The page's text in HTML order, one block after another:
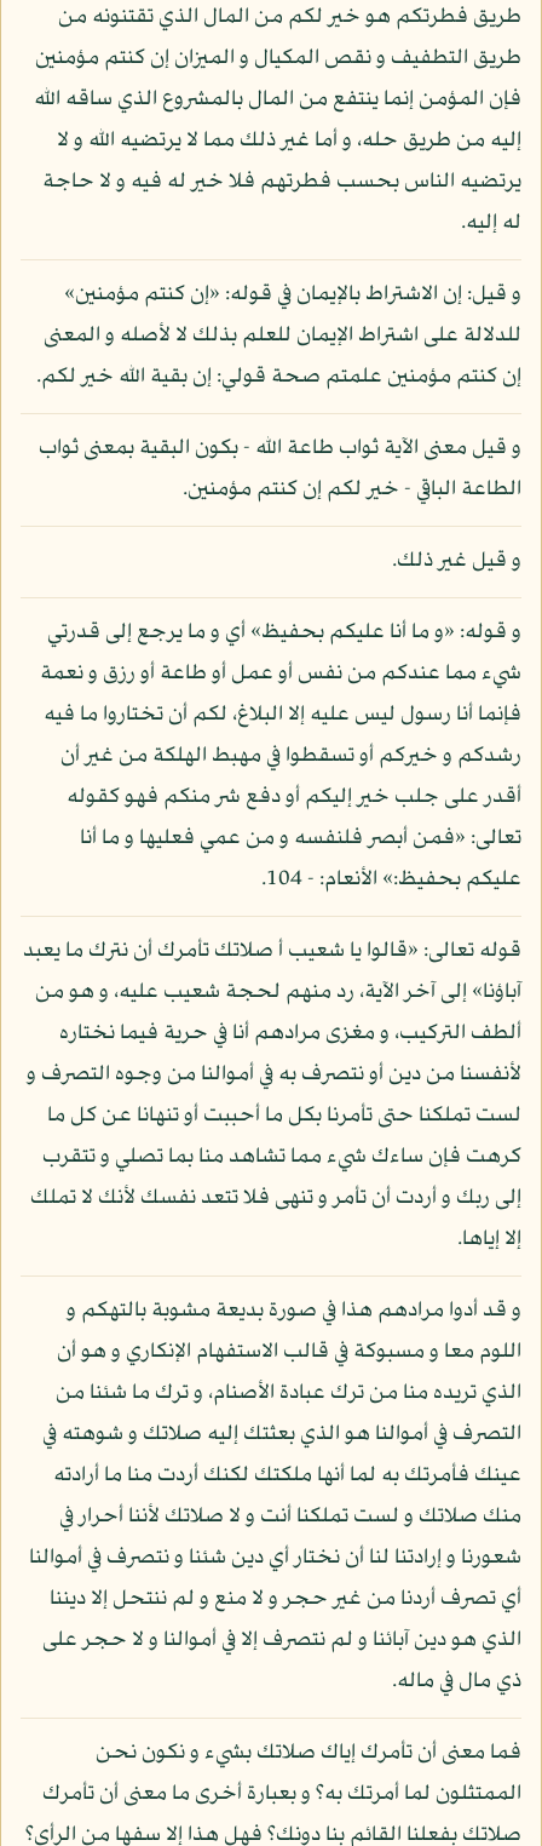
طريق فطرتكم هو خير لكم من المال الذي تقتنونه من
طريق التطفيف و نقص المكيال و الميزان إن كنتم مؤمنين
فإن المؤمن إنما ينتفع من المال بالمشروع الذي ساقه الله
إليه من طريق حله، و أما غير ذلك مما لا يرتضيه الله و لا
يرتضيه الناس بحسب فطرتهم فلا خير له فيه و لا حاجة
له إليه.
و قيل: إن الاشتراط بالإيمان في قوله: «إن كنتم مؤمنين»
للدلالة على اشتراط الإيمان للعلم بذلك لا لأصله و المعنى
إن كنتم مؤمنين علمتم صحة قولي: إن بقية الله خير لكم.
و قيل معنى الآية ثواب طاعة الله - بكون البقية بمعنى ثواب
الطاعة الباقي - خير لكم إن كنتم مؤمنين.
و قيل غير ذلك.
و قوله: «و ما أنا عليكم بحفيظ» أي و ما يرجع إلى قدرتي
شيء مما عندكم من نفس أو عمل أو طاعة أو رزق و نعمة
فإنما أنا رسول ليس عليه إلا البلاغ، لكم أن تختاروا ما فيه
رشدكم و خيركم أو تسقطوا في مهبط الهلكة من غير أن
أقدر على جلب خير إليكم أو دفع شر منكم فهو كقوله
تعالى: «فمن أبصر فلنفسه و من عمي فعليها و ما أنا
عليكم بحفيظ:» الأنعام: - 104.
قوله تعالى: «قالوا يا شعيب أ صلاتك تأمرك أن نترك ما يعبد
آباؤنا» إلى آخر الآية، رد منهم لحجة شعيب عليه، و هو من
ألطف التركيب، و مغزى مرادهم أنا في حرية فيما نختاره
لأنفسنا من دين أو نتصرف به في أموالنا من وجوه التصرف و
لست تملكنا حتى تأمرنا بكل ما أحببت أو تنهانا عن كل ما
كرهت فإن ساءك شيء مما تشاهد منا بما تصلي و تتقرب
إلى ربك و أردت أن تأمر و تنهى فلا تتعد نفسك لأنك لا تملك
إلا إياها.
و قد أدوا مرادهم هذا في صورة بديعة مشوبة بالتهكم و
اللوم معا و مسبوكة في قالب الاستفهام الإنكاري و هو أن
الذي تريده منا من ترك عبادة الأصنام، و ترك ما شئنا من
التصرف في أموالنا هو الذي بعثتك إليه صلاتك و شوهته في
عينك فأمرتك به لما أنها ملكتك لكنك أردت منا ما أرادته
منك صلاتك و لست تملكنا أنت و لا صلاتك لأننا أحرار في
شعورنا و إرادتنا لنا أن نختار أي دين شئنا و نتصرف في أموالنا
أي تصرف أردنا من غير حجر و لا منع و لم ننتحل إلا ديننا
الذي هو دين آبائنا و لم نتصرف إلا في أموالنا و لا حجر على
ذي مال في ماله.
فما معنى أن تأمرك إياك صلاتك بشيء و نكون نحن
الممتثلون لما أمرتك به؟ و بعبارة أخرى ما معنى أن تأمرك
صلاتك بفعلنا القائم بنا دونك؟ فهل هذا إلا سفها من الرأي؟